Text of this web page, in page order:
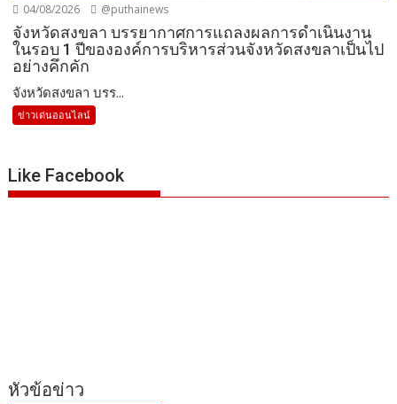
04/08/2026 @puthainews
จังหวัดสงขลา บรรยากาศการแถลงผลการดำเนินงาน
ในรอบ 1 ปีขององค์การบริหารส่วนจังหวัดสงขลาเป็นไป
อย่างคึกคัก
จังหวัดสงขลา บรร...
ข่าวเด่นออนไลน์
Like Facebook
หัวข้อข่าว